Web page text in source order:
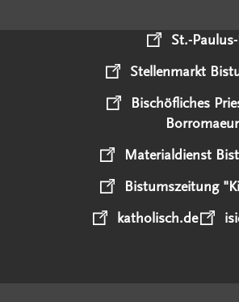
St.-
Stellenmarkt
Bischöfliches
Materialdienst
Bistumszeitung
katholisch.de